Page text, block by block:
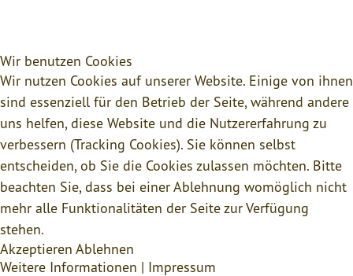
Wir benutzen Cookies
Wir nutzen Cookies auf unserer Website. Einige von ihnen
sind essenziell für den Betrieb der Seite, während andere
uns helfen, diese Website und die Nutzererfahrung zu
verbessern (Tracking Cookies). Sie können selbst
entscheiden, ob Sie die Cookies zulassen möchten. Bitte
beachten Sie, dass bei einer Ablehnung womöglich nicht
mehr alle Funktionalitäten der Seite zur Verfügung
stehen.
Akzeptieren Ablehnen
Weitere Informationen | Impressum